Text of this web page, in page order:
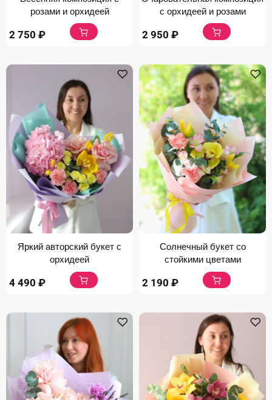
розами и орхидеей
2 750 ₽
с орхидеей и розами
2 950 ₽
Яркий авторский букет с
орхидеей
4 490 ₽
Солнечный букет со
стойкими цветами
2 190 ₽